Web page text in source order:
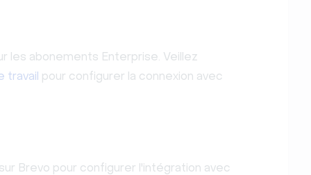
les abonements Enterprise. Veillez
travail pour configurer la connexion avec
sur Brevo pour configurer l'intégration avec